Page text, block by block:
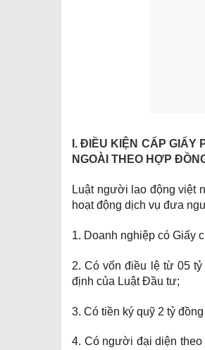
I. ĐIỀU KIỆN CẤP GIẤY
NGOÀI THEO HỢP
Luật người lao động việt
hoạt động dịch vụ đưa
1. Doanh nghiệp có Giấy
2. Có vốn điều lệ từ 05
định của Luật Đầu tư;
3. Có tiền ký quỹ 2 tỷ
4. Có người đại diện theo